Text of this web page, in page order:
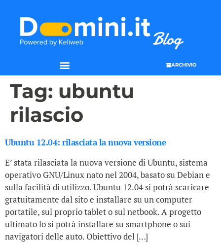
ARCHIVIO
Tag: ubuntu
rilascio
Ubuntu 12.04: rilasciata la nuova versione
E’ stata rilasciata la nuova versione di Ubuntu, sistema
operativo GNU/Linux nato nel 2004, basato su Debian e
sulla facilità di utilizzo. Ubuntu 12.04 si potrà scaricare
gratuitamente dal sito e installare su un computer
portatile, sul proprio tablet o sul netbook. A progetto
ultimato lo si potrà installare su smartphone o sui
navigatori delle auto. Obiettivo del […]